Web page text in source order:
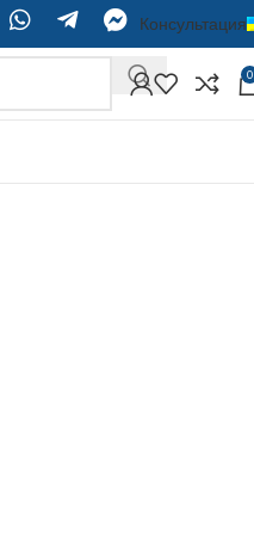
Консультация
0